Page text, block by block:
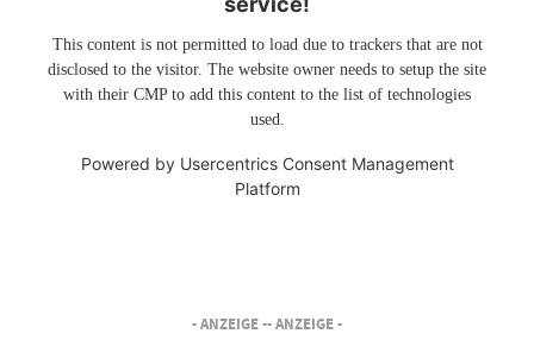
This content is not permitted to load due to trackers that are not
disclosed to the visitor. The website owner needs to setup the site
with their CMP to add this content to the list of technologies
used.
Powered by Usercentrics Consent Management
Platform
- ANZEIGE -- ANZEIGE -